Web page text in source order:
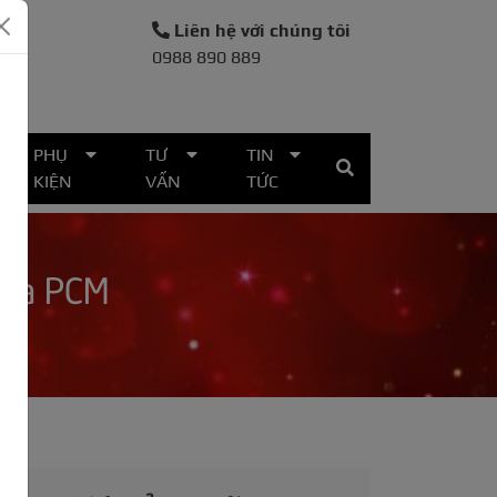
Liên hệ với chúng tôi
0988 890 889
PHỤ
KIỆN
TƯ
VẤN
TIN
TỨC
PCM